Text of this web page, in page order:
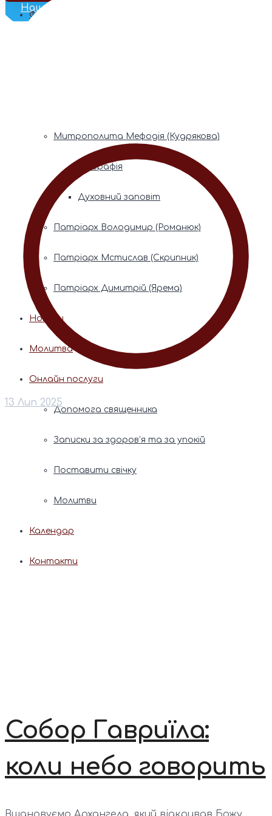
Наш Телеграм
Фонди пам’яті
Митрополита Мефодія (Кудрякова)
Біографія
Духовний заповіт
Патріарх Володимир (Романюк)
Патріарх Мстислав (Скрипник)
Патріарх Димитрій (Ярема)
Новини
Молитва
Онлайн послуги
Допомога священника
Записки за здоров’я та за упокій
Поставити свічку
Молитви
Календар
Контакти
13 Лип 2025
Собор Гавриїла:
коли небо говорить